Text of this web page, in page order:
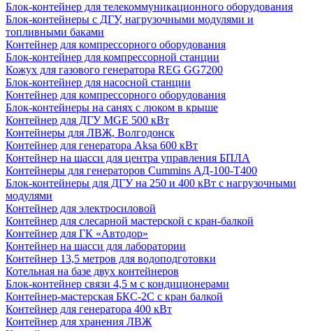
Блок-контейнер для телекоммуникационного оборудования
Блок-контейнеры с ДГУ, нагрузочными модулями и
топливными баками
Контейнер для компрессорного оборудования
Блок-контейнер для компрессорной станции
Кожух для газового генератора REG GG7200
Блок-контейнер для насосной станции
Контейнер для компрессорного оборудования
Блок-контейнеры на санях с люком в крыше
Контейнер для ДГУ MGE 500 кВт
Контейнеры для ЛВЖ, Волгодонск
Контейнер для генератора Aksa 600 кВт
Контейнер на шасси для центра управления БПЛА
Контейнеры для генераторов Cummins АД-100-Т400
Блок-контейнеры для ДГУ на 250 и 400 кВт с нагрузочными
модулями
Контейнер для электросиловой
Контейнер для слесарной мастерской с кран-балкой
Контейнер для ГК «Автодор»
Контейнер на шасси для лаборатории
Контейнер 13,5 метров для водоподготовки
Котельная на базе двух контейнеров
Блок-контейнер связи 4,5 м с кондиционерами
Контейнер-мастерская БКС-2С с кран балкой
Контейнер для генератора 400 кВт
Контейнер для хранения ЛВЖ